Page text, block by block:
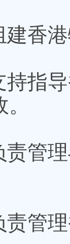
港特
导香
理与
理香